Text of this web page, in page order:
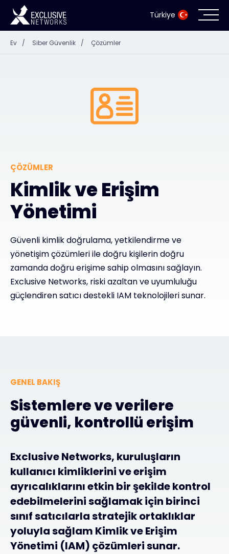
Türkiye
İş Ortağı Portalı
#weareexclusive
Ev / Siber Güvenlik / Çözümler
ÇÖZÜMLER
Kimlik ve Erişim
Yönetimi
Güvenli kimlik doğrulama, yetkilendirme ve
yönetişim çözümleri ile doğru kişilerin doğru
zamanda doğru erişime sahip olmasını sağlayın.
Exclusive Networks, riski azaltan ve uyumluluğu
güçlendiren satıcı destekli IAM teknolojileri sunar.
GENEL BAKIŞ
Sistemlere ve verilere
güvenli, kontrollü erişim
Exclusive Networks, kuruluşların
kullanıcı kimliklerini ve erişim
ayrıcalıklarını etkin bir şekilde kontrol
edebilmelerini sağlamak için birinci
sınıf satıcılarla stratejik ortaklıklar
yoluyla sağlam Kimlik ve Erişim
Yönetimi (IAM) çözümleri sunar.